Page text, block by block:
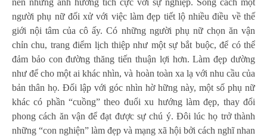
người phụ nữ đối xử với việc làm đẹp tiết lộ nhiều điều về thế
giới nội tâm của cô ấy. Có những người phụ nữ chọn ăn vận
chỉn chu, trang điểm lịch thiệp như một sự bắt buộc, để có thể
đảm bảo con đường thăng tiến thuận lợi hơn. Làm đẹp dường
như để cho một ai khác nhìn, và hoàn toàn xa lạ với nhu cầu của
bản thân họ. Đối lập với góc nhìn hờ hững này, một số phụ nữ
khác có phần “cuồng” theo đuổi xu hướng làm đẹp, thay đổi
phong cách ăn vận để đạt được sự chú ý. Đôi lúc họ trở thành
những “con nghiện” làm đẹp và mạng xã hội bởi cách nghĩ nhan